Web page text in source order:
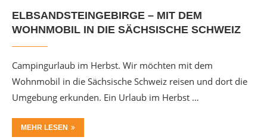
ELBSANDSTEINGEBIRGE – MIT DEM
WOHNMOBIL IN DIE SÄCHSISCHE SCHWEIZ
Campingurlaub im Herbst. Wir möchten mit dem
Wohnmobil in die Sächsische Schweiz reisen und dort die
Umgebung erkunden. Ein Urlaub im Herbst …
MEHR LESEN